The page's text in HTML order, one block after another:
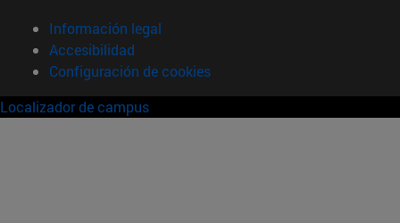
Información legal
Accesibilidad
Configuración de cookies
Localizador de campus